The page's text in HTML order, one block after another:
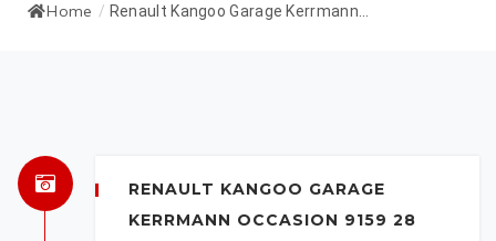
Home / Renault Kangoo Garage Kerrmann...
RENAULT KANGOO GARAGE
KERRMANN OCCASION 9159 28